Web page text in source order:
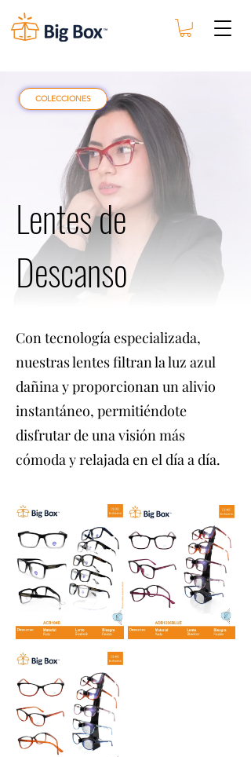
Lentes de
Descanso
Con tecnología especializada,
nuestras lentes filtran la luz azul
dañina y proporcionan un alivio
instantáneo, permitiéndote
disfrutar de una visión más
cómoda y relajada en el día a día.
COLECCIONES